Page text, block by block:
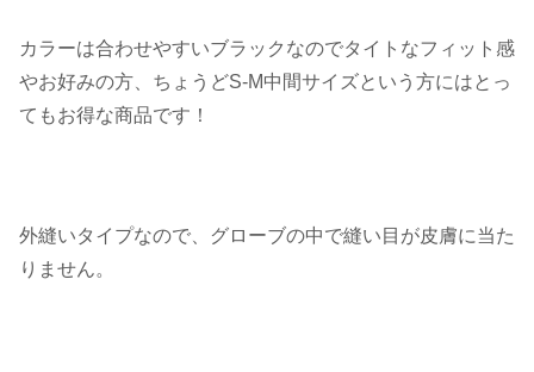
カラーは合わせやすいブラックなのでタイトなフィット感
やお好みの方、ちょうどS-M中間サイズという方にはとっ
てもお得な商品です！
外縫いタイプなので、グローブの中で縫い目が皮膚に当た
りません。